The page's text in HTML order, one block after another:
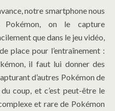
notre smartphone nous
on le capture
que dans le jeu vidéo,
place pour l’entraînement :
il faut lui donner des
d’autres Pokémon de
coup, et c’est peut-être le
et rare de Pokémon